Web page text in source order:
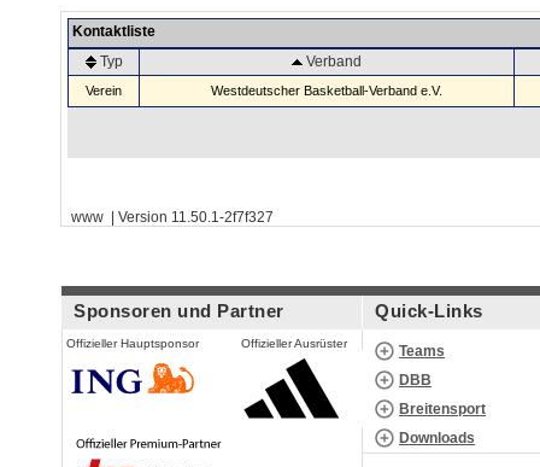
Kontaktliste
Typ
Verband
Verein Westdeutscher Basketball-Verband e.V.
www | Version 11.50.1-2f7f327
Sponsoren und Partner
Offizieller Hauptsponsor Offizieller Ausrüster
Quick-Links
Teams
DBB
Breitensport
Downloads